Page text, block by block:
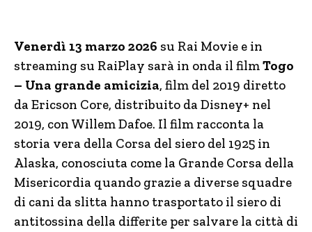
Venerdì 13 marzo 2026 su Rai Movie e in
streaming su RaiPlay sarà in onda il filmTogo
– Una grande amicizia, film del 2019 diretto
da Ericson Core, distribuito da Disney+ nel
2019, con Willem Dafoe. Il film racconta la
storia vera della Corsa del siero del 1925 in
Alaska, conosciuta come la Grande Corsa della
Misericordia quando grazie a diverse squadre
di cani da slitta hanno trasportato il siero di
antitossina della differite per salvare la città di